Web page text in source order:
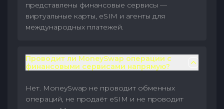
представлены финансовые сервисы —
виртуальные карты, eSIM и агенты для
международных платежей.
Проводит ли MoneySwap операции с
финансовыми сервисами напрямую?
Нет. MoneySwap не проводит обменных
операций, не продаёт eSIM и не проводит